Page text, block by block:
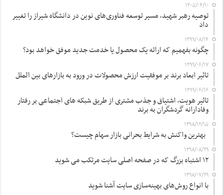
۱۴۰۵/۰۴/۱۰
توصیه رهبر شهید، مسیر توسعه فناوری‌های نوین در دانشگاه شیراز را تغییر
داد
۱۳۹۹/۰۸/۱۴
چگونه بفهمیم که ارائه یک محصول یا خدمت جدید موفق خواهد بود؟
۱۳۹۹/۰۶/۱۷
تاثیر ابعاد برند بر موفقیت ارزش محصولات در ورود به بازارهای بین الملل
۱۳۹۹/۰۶/۱۶
تاثیر هویت، اشتیاق و جذب مشتری از طریق شبکه های اجتماعی بر رفتار
وفادارانه گردشگران به برند
۱۳۹۸/۱۲/۱۵
بهترین واکنش به شرایط بحرانی بازار سهام چیست؟
۱۳۹۸/۰۸/۲۹
۱۲ اشتباه بزرگ که در صفحه اصلی سایت مرتکب می شوید
۱۳۹۸/۰۷/۲۹
با انواع روش‌های بهینه‌سازی سایت آشنا شوید